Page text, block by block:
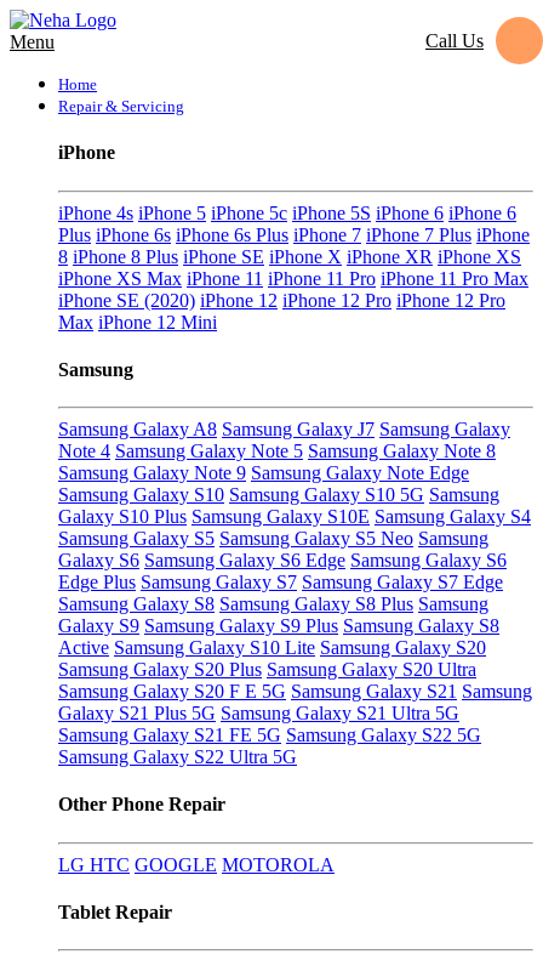
Menu Call Us
Home
Repair & Servicing
iPhone
iPhone 4s iPhone 5 iPhone 5c iPhone 5S iPhone 6 iPhone 6
Plus iPhone 6s iPhone 6s Plus iPhone 7 iPhone 7 Plus iPhone
8 iPhone 8 Plus iPhone SE iPhone X iPhone XR iPhone XS
iPhone XS Max iPhone 11 iPhone 11 Pro iPhone 11 Pro Max
iPhone SE (2020) iPhone 12 iPhone 12 Pro iPhone 12 Pro
Max iPhone 12 Mini
Samsung
Samsung Galaxy A8 Samsung Galaxy J7 Samsung Galaxy
Note 4 Samsung Galaxy Note 5 Samsung Galaxy Note 8
Samsung Galaxy Note 9 Samsung Galaxy Note Edge
Samsung Galaxy S10 Samsung Galaxy S10 5G Samsung
Galaxy S10 Plus Samsung Galaxy S10E Samsung Galaxy S4
Samsung Galaxy S5 Samsung Galaxy S5 Neo Samsung
Galaxy S6 Samsung Galaxy S6 Edge Samsung Galaxy S6
Edge Plus Samsung Galaxy S7 Samsung Galaxy S7 Edge
Samsung Galaxy S8 Samsung Galaxy S8 Plus Samsung
Galaxy S9 Samsung Galaxy S9 Plus Samsung Galaxy S8
Active Samsung Galaxy S10 Lite Samsung Galaxy S20
Samsung Galaxy S20 Plus Samsung Galaxy S20 Ultra
Samsung Galaxy S20 F E 5G Samsung Galaxy S21 Samsung
Galaxy S21 Plus 5G Samsung Galaxy S21 Ultra 5G
Samsung Galaxy S21 FE 5G Samsung Galaxy S22 5G
Samsung Galaxy S22 Ultra 5G
Other Phone Repair
LG HTC GOOGLE MOTOROLA
Tablet Repair